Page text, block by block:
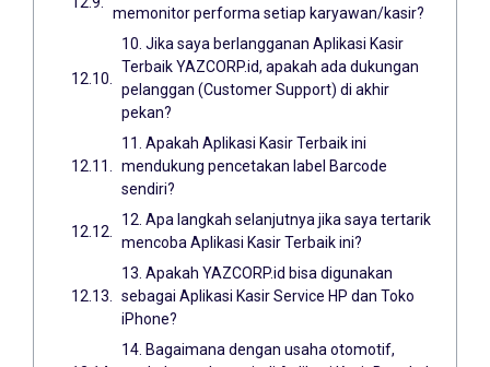
memonitor performa setiap karyawan/kasir?
10. Jika saya berlangganan Aplikasi Kasir
Terbaik YAZCORP.id, apakah ada dukungan
pelanggan (Customer Support) di akhir
pekan?
11. Apakah Aplikasi Kasir Terbaik ini
mendukung pencetakan label Barcode
sendiri?
12. Apa langkah selanjutnya jika saya tertarik
mencoba Aplikasi Kasir Terbaik ini?
13. Apakah YAZCORP.id bisa digunakan
sebagai Aplikasi Kasir Service HP dan Toko
iPhone?
14. Bagaimana dengan usaha otomotif,